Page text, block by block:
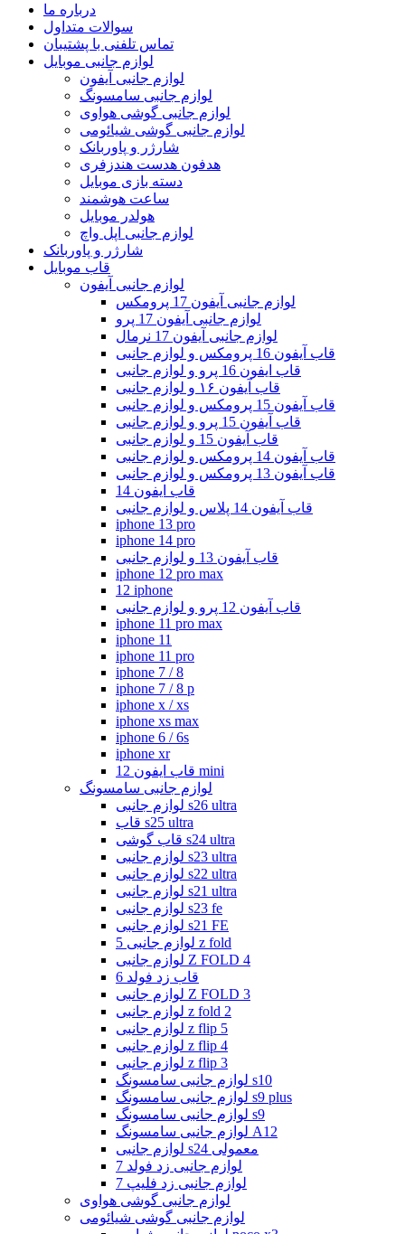
درباره ما
سوالات متداول
تماس تلفنی با پشتیبان
لوازم جانبی موبایل
لوازم جانبی آیفون
لوازم جانبی سامسونگ
لوازم جانبی گوشی هواوی
لوازم جانبی گوشی شیائومی
شارژر و پاوربانک
هدفون هدست هندزفری
دسته بازی موبایل
ساعت هوشمند
هولدر موبایل
لوازم جانبی اپل واچ
شارژر و پاوربانک
قاب موبایل
لوازم جانبی آیفون
لوازم جانبی آیفون 17 پرومکس
لوازم جانبی آیفون 17 پرو
لوازم جانبی آیفون 17 نرمال
قاب آیفون 16 پرومکس و لوازم جانبی
قاب ایفون 16 پرو و لوازم جانبی
قاب آیفون ۱۶ و لوازم جانبی
قاب آیفون 15 پرومکس و لوازم جانبی
قاب آیفون 15 پرو و لوازم جانبی
قاب آیفون 15 و لوازم جانبی
قاب آیفون 14 پرومکس و لوازم جانبی
قاب آیفون 13 پرومکس و لوازم جانبی
قاب ایفون 14
قاب آیفون 14 پلاس و لوازم جانبی
iphone 13 pro
iphone 14 pro
قاب آیفون 13 و لوازم جانبی
iphone 12 pro max
12 iphone
قاب آیفون 12 پرو و لوازم جانبی
iphone 11 pro max
iphone 11
iphone 11 pro
iphone 7 / 8
iphone 7 / 8 p
iphone x / xs
iphone xs max
iphone 6 / 6s
iphone xr
قاب ایفون 12 mini
لوازم جانبی سامسونگ
لوازم جانبی s26 ultra
قاب s25 ultra
قاب گوشی s24 ultra
لوازم جانبی s23 ultra
لوازم جانبی s22 ultra
لوازم جانبی s21 ultra
لوازم جانبی s23 fe
لوازم جانبی s21 FE
لوازم جانبی 5 z fold
لوازم جانبی Z FOLD 4
قاب زد فولد 6
لوازم جانبی Z FOLD 3
لوازم جانبی z fold 2
لوازم جانبی z flip 5
لوازم جانبی z flip 4
لوازم جانبی z flip 3
لوازم جانبی سامسونگ s10
لوازم جانبی سامسونگ s9 plus
لوازم جانبی سامسونگ s9
لوازم جانبی سامسونگ A12
لوازم جانبی s24 معمولی
لوازم جانبی زد فولد 7
لوازم جانبی زد فلیپ 7
لوازم جانبی گوشی هواوی
لوازم جانبی گوشی شیائومی